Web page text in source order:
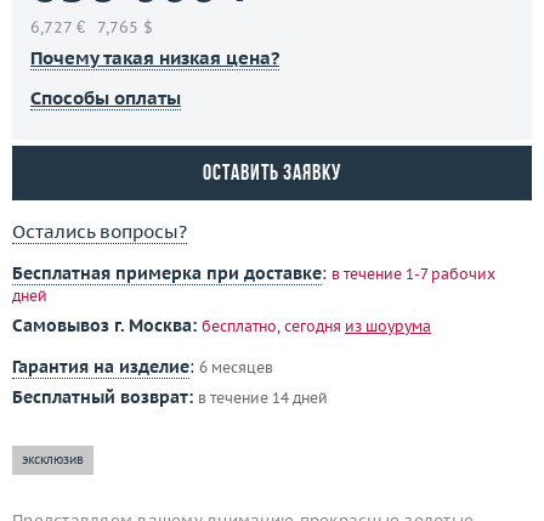
6,727 € 7,765 $
Почему такая низкая цена?
Способы оплаты
Оставить заявку
Остались вопросы?
Бесплатная примерка при доставке: в течение 1-7 рабочих
дней
Самовывоз г. Москва: бесплатно, сегодня из шоурума
Гарантия на изделие: 6 месяцев
Бесплатный возврат: в течение 14 дней
эксклюзив